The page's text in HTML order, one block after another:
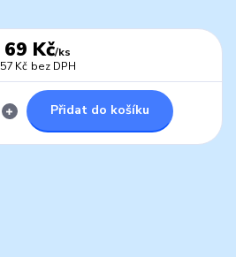
69 Kč/ks
57 Kč bez DPH
Přidat do košíku